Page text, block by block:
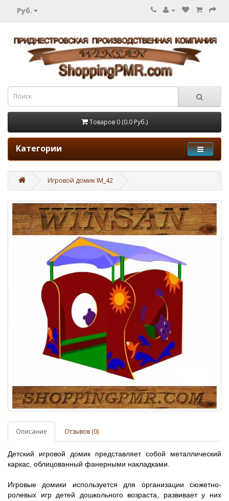
Руб.
Товаров 0 (0.0 Руб.)
Категории
Игровой домик IM_42
Описание Отзывов (0)
Детский игровой домик представляет собой металлический
каркас, облицованный фанерными накладками.
Игровые домики используется для организации сюжетно-
ролевых игр детей дошкольного возраста, развивает у них